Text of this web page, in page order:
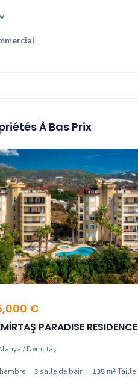
À Bas Prix
€
PARADISE RESIDENCE
/ Demirtaş
3 salle de bain 135 m²Taille